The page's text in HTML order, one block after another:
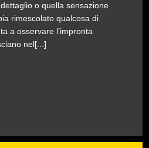
o quella sensazione
rimescolato qualcosa di
a osservare l’impronta
nel[...]